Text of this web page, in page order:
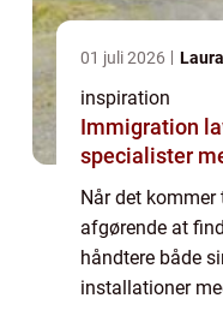
01 juli 2026
inspiration
Immigration
specialister
Når det kommer
afgørende at
håndtere både
installationer